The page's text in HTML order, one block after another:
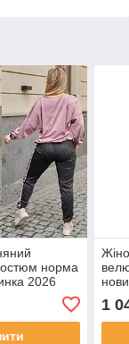
норма
2026
1